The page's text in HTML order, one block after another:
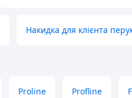
Накидка для клієнта
Proline Profline